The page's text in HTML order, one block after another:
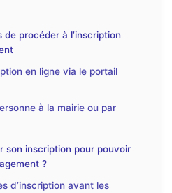
procéder à l’inscription
en ligne via le portail
à la mairie ou par
son inscription pour pouvoir
?
d’inscription avant les